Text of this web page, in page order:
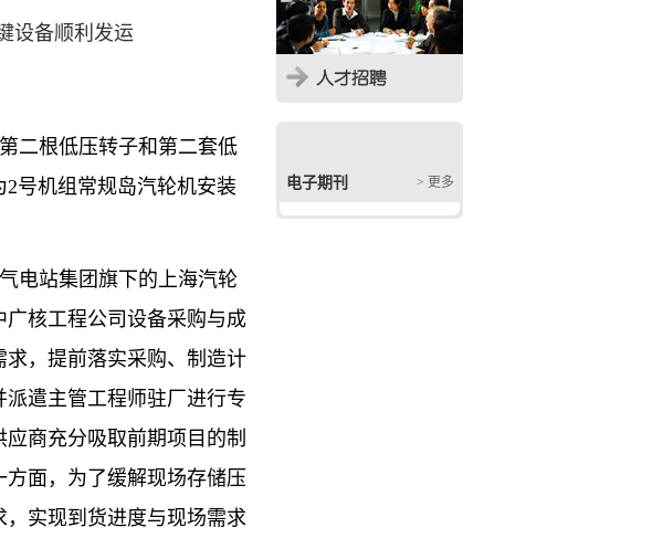
设备顺利发运
二根低压转子和第二套低
2号机组常规岛汽轮机安装
电站集团旗下的上海汽轮
核工程公司设备采购与成
，提前落实采购、制造计
遣主管工程师驻厂进行专
商充分吸取前期项目的制
面，为了缓解现场存储压
实现到货进度与现场需求
> 更多
电子期刊